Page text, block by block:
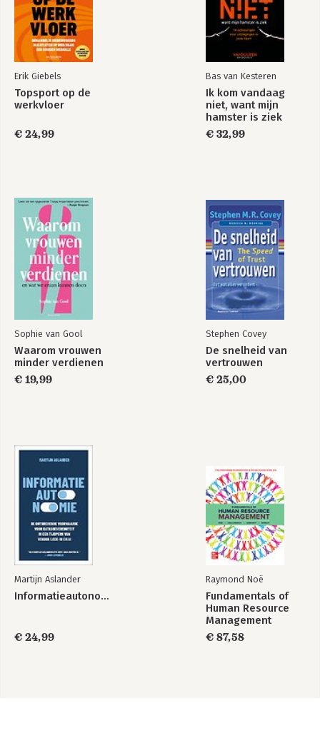
Bekijk alle boeken
9. Geen angst om te verliezen
Veiligheid
10. Als je doet wat je deed
Innovatie
11. Een eigen wereld, zonder afleiding
12. Goed wordt goud
Mijn flow-team
Erik Giebels
Topsport op de
werkvloer
€ 24,99
Bas van Kesteren
Ik kom vandaag
niet, want mijn
hamster is ziek
€ 32,99
Sophie van Gool
Waarom vrouwen
minder verdienen
€ 19,99
Stephen Covey
De snelheid van
vertrouwen
€ 25,00
Martijn Aslander
Informatieautonomie
€ 24,99
Raymond Noë
Fundamentals of
Human Resource
Management
€ 87,58